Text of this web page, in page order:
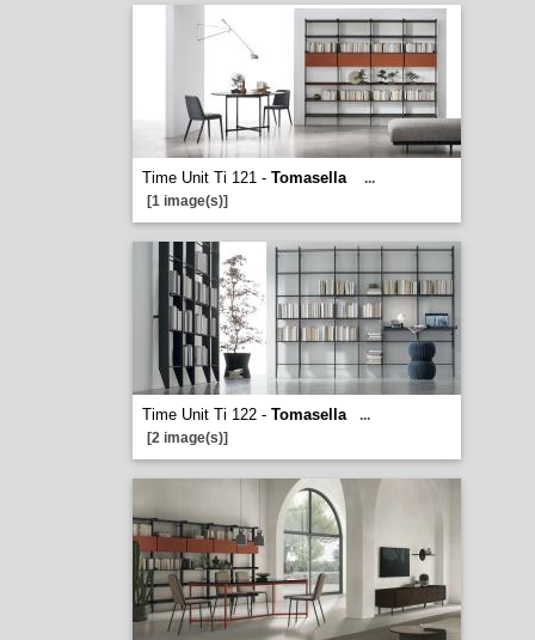
Time Unit Ti 121 - Tomasella
...
[1 image(s)]
Time Unit Ti 122 - Tomasella
...
[2 image(s)]